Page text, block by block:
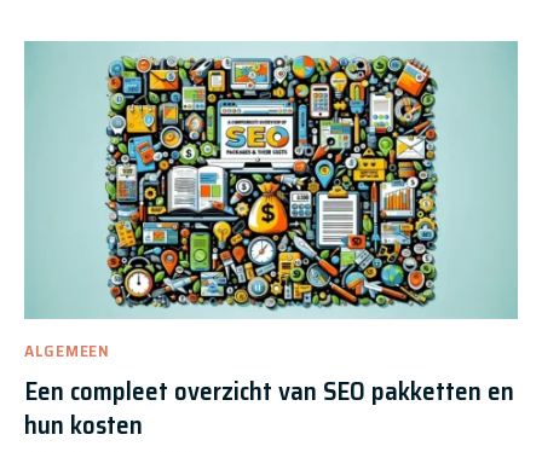
ALGEMEEN
Een compleet overzicht van SEO pakketten en
hun kosten